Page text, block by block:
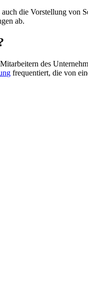
die Vorstellung von
ab.
des
frequentiert, die von